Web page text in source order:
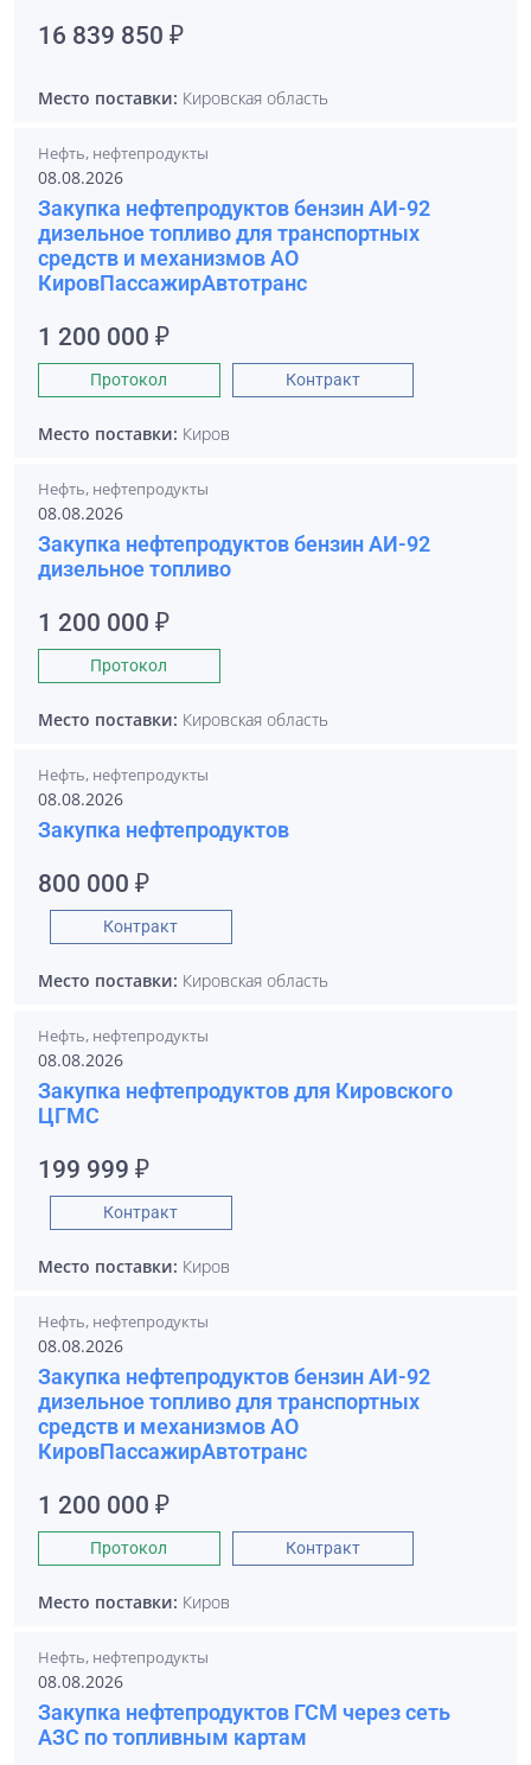
16 839 850 ₽
Место поставки: Кировская область
Нефть, нефтепродукты
08.08.2026
Закупка нефтепродуктов бензин АИ-92
дизельное топливо для транспортных
средств и механизмов АО
КировПассажирАвтотранс
1 200 000 ₽
Протокол Контракт
Место поставки: Киров
Нефть, нефтепродукты
08.08.2026
Закупка нефтепродуктов бензин АИ-92
дизельное топливо
1 200 000 ₽
Протокол
Место поставки: Кировская область
Нефть, нефтепродукты
08.08.2026
Закупка нефтепродуктов
800 000 ₽
Контракт
Место поставки: Кировская область
Нефть, нефтепродукты
08.08.2026
Закупка нефтепродуктов для Кировского
ЦГМС
199 999 ₽
Контракт
Место поставки: Киров
Нефть, нефтепродукты
08.08.2026
Закупка нефтепродуктов бензин АИ-92
дизельное топливо для транспортных
средств и механизмов АО
КировПассажирАвтотранс
1 200 000 ₽
Протокол Контракт
Место поставки: Киров
Нефть, нефтепродукты
08.08.2026
Закупка нефтепродуктов ГСМ через сеть
АЗС по топливным картам